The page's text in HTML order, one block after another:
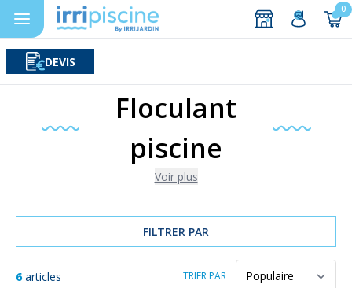
0
DEVIS
Floculant
piscine
Voir plus
FILTRER PAR
TRIER PAR
6articles